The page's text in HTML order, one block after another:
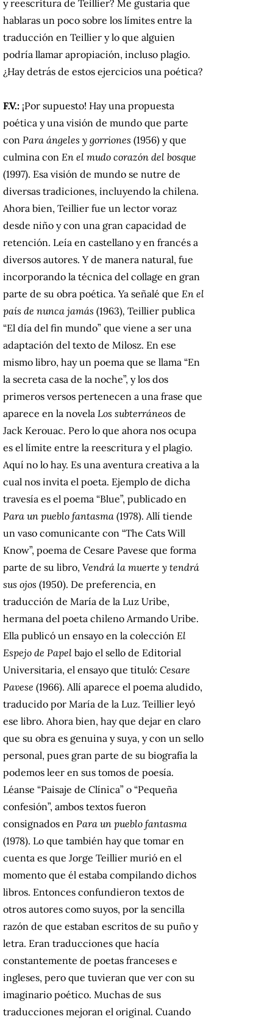
y reescritura de Teillier? Me gustaría que
hablaras un poco sobre los límites entre la
traducción en Teillier y lo que alguien
podría llamar apropiación, incluso plagio.
¿Hay detrás de estos ejercicios una poética?
F.V.: ¡Por supuesto! Hay una propuesta
poética y una visión de mundo que parte
con Para ángeles y gorriones (1956) y que
culmina con En el mudo corazón del bosque
(1997). Esa visión de mundo se nutre de
diversas tradiciones, incluyendo la chilena.
Ahora bien, Teillier fue un lector voraz
desde niño y con una gran capacidad de
retención. Leía en castellano y en francés a
diversos autores. Y de manera natural, fue
incorporando la técnica del collage en gran
parte de su obra poética. Ya señalé que En el
país de nunca jamás (1963), Teillier publica
“El día del fin mundo” que viene a ser una
adaptación del texto de Milosz. En ese
mismo libro, hay un poema que se llama “En
la secreta casa de la noche”, y los dos
primeros versos pertenecen a una frase que
aparece en la novela Los subterráneos de
Jack Kerouac. Pero lo que ahora nos ocupa
es el límite entre la reescritura y el plagio.
Aquí no lo hay. Es una aventura creativa a la
cual nos invita el poeta. Ejemplo de dicha
travesía es el poema “Blue”, publicado en
Para un pueblo fantasma (1978). Allí tiende
un vaso comunicante con “The Cats Will
Know”, poema de Cesare Pavese que forma
parte de su libro, Vendrá la muerte y tendrá
sus ojos (1950). De preferencia, en
traducción de María de la Luz Uribe,
hermana del poeta chileno Armando Uribe.
Ella publicó un ensayo en la colección El
Espejo de Papel bajo el sello de Editorial
Universitaria, el ensayo que tituló: Cesare
Pavese (1966). Allí aparece el poema aludido,
traducido por María de la Luz. Teillier leyó
ese libro. Ahora bien, hay que dejar en claro
que su obra es genuina y suya, y con un sello
personal, pues gran parte de su biografía la
podemos leer en sus tomos de poesía.
Léanse “Paisaje de Clínica” o “Pequeña
confesión”, ambos textos fueron
consignados en Para un pueblo fantasma
(1978). Lo que también hay que tomar en
cuenta es que Jorge Teillier murió en el
momento que él estaba compilando dichos
libros. Entonces confundieron textos de
otros autores como suyos, por la sencilla
razón de que estaban escritos de su puño y
letra. Eran traducciones que hacía
constantemente de poetas franceses e
ingleses, pero que tuvieran que ver con su
imaginario poético. Muchas de sus
traducciones mejoran el original. Cuando